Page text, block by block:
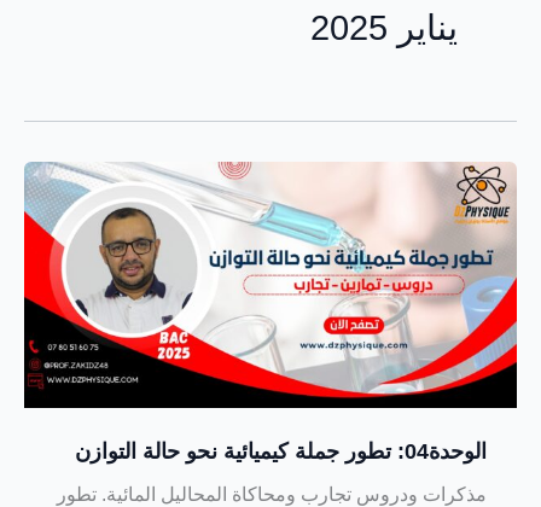
يناير 2025
الوحدة04: تطور جملة كيميائية نحو حالة التوازن
مذكرات ودروس تجارب ومحاكاة المحاليل المائية. تطور